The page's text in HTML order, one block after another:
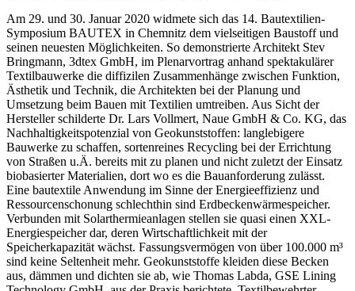
Am 29. und 30. Januar 2020 widmete sich das 14. Bautextilien-
Symposium BAUTEX in Chemnitz dem vielseitigen Baustoff und
seinen neuesten Möglichkeiten. So demonstrierte Architekt Stev
Bringmann, 3dtex GmbH, im Plenarvortrag anhand spektakulärer
Textilbauwerke die diffizilen Zusammenhänge zwischen Funktion,
Ästhetik und Technik, die Architekten bei der Planung und
Umsetzung beim Bauen mit Textilien umtreiben. Aus Sicht der
Hersteller schilderte Dr. Lars Vollmert, Naue GmbH & Co. KG, das
Nachhaltigkeitspotenzial von Geokunststoffen: langlebigere
Bauwerke zu schaffen, sortenreines Recycling bei der Errichtung
von Straßen u.Ä. bereits mit zu planen und nicht zuletzt der Einsatz
biobasierter Materialien, dort wo es die Bauanforderung zulässt.
Eine bautextile Anwendung im Sinne der Energieeffizienz und
Ressourcenschonung schlechthin sind Erdbeckenwärmespeicher.
Verbunden mit Solarthermieanlagen stellen sie quasi einen XXL-
Energiespeicher dar, deren Wirtschaftlichkeit mit der
Speicherkapazität wächst. Fassungsvermögen von über 100.000 m³
sind keine Seltenheit mehr. Geokunststoffe kleiden diese Becken
aus, dämmen und dichten sie ab, wie Thomas Labda, GSE Lining